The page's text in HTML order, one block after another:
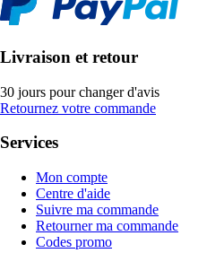
Livraison et retour
30 jours pour changer d'avis
Retournez votre commande
Services
Mon compte
Centre d'aide
Suivre ma commande
Retourner ma commande
Codes promo